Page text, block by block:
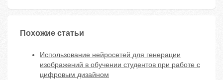
Похожие статьи
Использование нейросетей для генерации
изображений в обучении студентов при работе с
цифровым дизайном